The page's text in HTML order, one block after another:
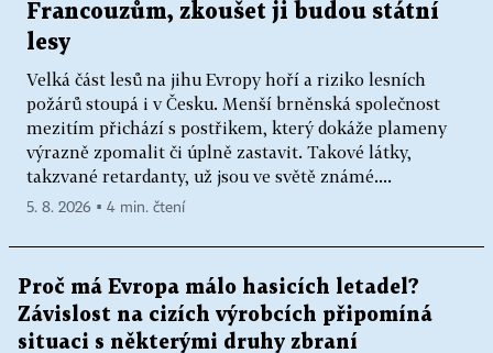
Francouzům, zkoušet ji budou státní
lesy
Velká část lesů na jihu Evropy hoří a riziko lesních
požárů stoupá i v Česku. Menší brněnská společnost
mezitím přichází s postřikem, který dokáže plameny
výrazně zpomalit či úplně zastavit. Takové látky,
takzvané retardanty, už jsou ve světě známé....
5. 8. 2026 ▪ 4 min. čtení
Proč má Evropa málo hasicích letadel?
Závislost na cizích výrobcích připomíná
situaci s některými druhy zbraní